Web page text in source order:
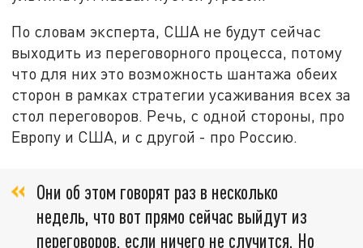
По словам эксперта, США не будут сейчас
выходить из переговорного процесса, потому
что для них это возможность шантажа обеих
сторон в рамках стратегии усаживания всех за
стол переговоров. Речь, с одной стороны, про
Европу и США, и с другой - про Россию.
Они об этом говорят раз в несколько
недель, что вот прямо сейчас выйдут из
переговоров, если ничего не случится. Но